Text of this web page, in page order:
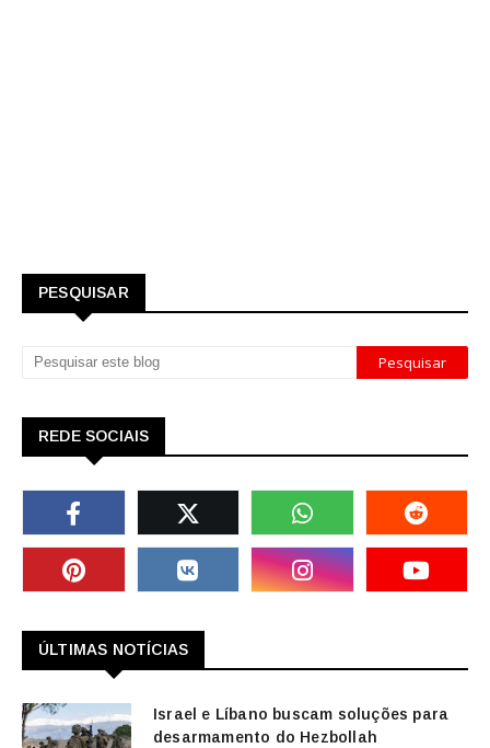
PESQUISAR
REDE SOCIAIS
ÚLTIMAS NOTÍCIAS
Israel e Líbano buscam soluções para
desarmamento do Hezbollah